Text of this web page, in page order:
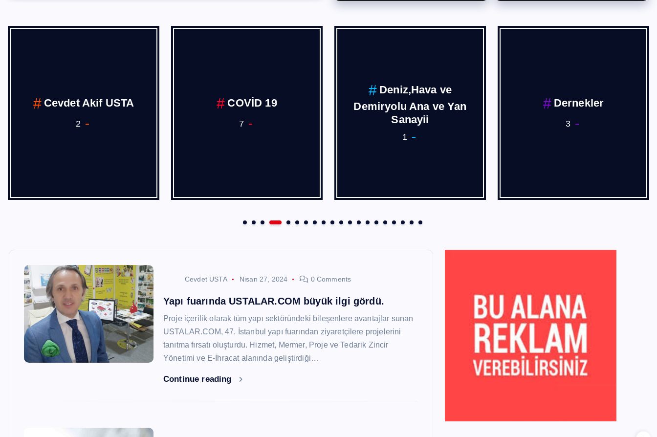
Cevdet Akif USTA
2
COVİD 19
7
Deniz,Hava ve
Demiryolu Ana ve Yan
Sanayii
1
Dernekler
3
Cevdet USTA Nisan 27, 2024 0 Comments
Yapı fuarında USTALAR.COM büyük ilgi gördü.
Proje içerilik olarak tüm yapı sektöründeki bileşenlere avantajlar sunan
USTALAR.COM, 47. İstanbul yapı fuarından ziyaretçilere projelerini
tanıtma fırsatı oluşturdu. Hizmet, Mermer, Proje ve Tedarik Zincir
Yönetimi ve E-İhracat alanında geliştirdiği…
Continue reading